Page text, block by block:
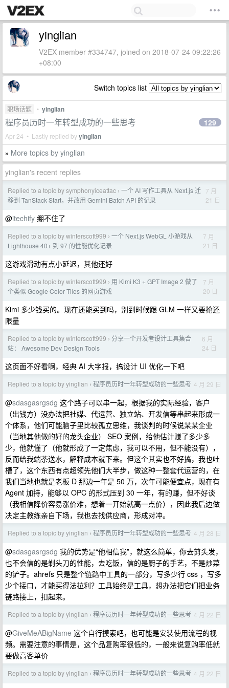
yinglian
V2EX member #334747, joined on 2018-07-24 09:22:26
+08:00
Switch topics list
职场话题 • yinglian
程序员历时一年转型成功的一些思考
Apr 24 • Lastly replied byyinglian
129
» More topics by yinglian
yinglian's recent replies
Replied to a topic by symphonyiceattac › 一个 AI 写作工具从 Next.js 迁
移到 TanStack Start，并改用 Gemini Batch API 的记录
7 月
21 日
@itechify 绷不住了
Replied to a topic by winterscott999 › 一个 Next.js WebGL 小游戏从
Lighthouse 40+ 到 97 的性能优化记录
7 月
21 日
这游戏滑动有点小延迟，其他还好
Replied to a topic by winterscott999 › 用 Kimi K3 + GPT Image 2 做了
个类似 Google Color Tiles 的网页游戏
7 月
20 日
Kimi 多少钱买的。现在还能买到吗，别到时候跟 GLM 一样又要抢还
限量
Replied to a topic by winterscott999 › 分享一个开发者设计工具集合
站： Awesome Dev Design Tools
6 月
24 日
这页面不好看啊，经典 AI 大字报，搞设计 UI 优化一下吧
Replied to a topic by yinglian › 程序员历时一年转型成功的一些思考 4 月 29 日
@sdasgasrgsdg 这个路子可以串一起，根据我的实际经验，客户
（出钱方）没办法把社媒、代运营、独立站、开发信等串起来形成一
个体系，他们可能脑子里比较孤立思维，我谈判的时候说某某企业
（当地其他做的好的龙头企业） SEO 案例，给他估计赚了多少多
少，他就懂了（他就形成了一定焦虑，我可以不用，但不能没有），
反而给我端茶送水，解释成本就下来。但这个其实也不好搞，我也吐
槽了，这个东西有点超领先他们大半步，做这种一整套代运营的，在
我们当地也就是老板 D 那边一年是 50 万，次年可能便宜点，现在有
Agent 加持，能够以 OPC 的形式压到 30 一年，有的赚，但不好谈
（我相信降价容易涨价难，想着一开始就高一点价），因此我后边做
决定主教练亲自下场，我也去找供应商，形成对冲。
Replied to a topic by yinglian › 程序员历时一年转型成功的一些思考 4 月 28 日
@sdasgasrgsdg 我的优势是“他相信我”，就这么简单，你去剪头发，
也不会信的是剃头刀的性能，去吃饭，信的是厨子的手艺，不是炒菜
的铲子。ahrefs 只是整个链路中工具的一部分，写多少行 css ，写多
少个接口，才能买得法拉利？工具始终是工具，想办法把它们把业务
链路接上，扣起来。
Replied to a topic by yinglian › 程序员历时一年转型成功的一些思考 4 月 22 日
@GiveMeABigName 这个自行摸索吧，也可能是安装使用流程的视
频。需要注意的事情是，这个品复购率很低的，一般来说复购率低就
要做高客单价
Replied to a topic by yinglian › 程序员历时一年转型成功的一些思考 4 月 22 日